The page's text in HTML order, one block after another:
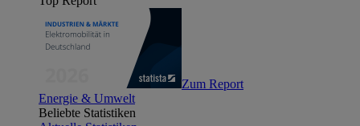
Zum Report
Energie & Umwelt
Beliebte Statistiken